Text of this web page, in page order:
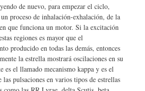
de nuevo, para empezar el ciclo,
proceso de inhalación-exhalación, de la
que funciona un motor. Si la excitación
regiones es mayor que el
producido en todas las demás, entonces
la estrella mostrará oscilaciones en su
es el llamado mecanismo kappa y es el
las pulsaciones en varios tipos de estrellas